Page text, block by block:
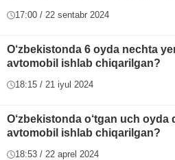
17:00 / 22 sentabr 2024
O‘zbekistonda 6 oyda nechta
avtomobil ishlab chiqarilgan?
18:15 / 21 iyul 2024
O‘zbekistonda o‘tgan uch oyda
avtomobil ishlab chiqarilgan?
18:53 / 22 aprel 2024